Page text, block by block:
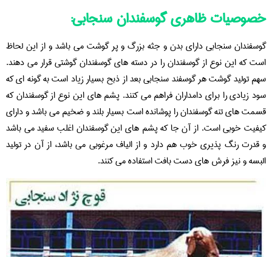
خصوصیات ظاهری گوسفندان سنجابی:
گوسفندان سنجابی دارای بدن و جثه بزرگ و پر گوشت می باشد و از این لحاظ
است که این نوع از گوسفندان را در دسته های گوسفندان گوشتی قرار می دهند.
سهم تولید گوشت هر گوسفند سنجابی بعد از ذبح بسیار زیاد است به گونه ای که
سود زیادی را برای دامداران فراهم می کنند. پشم های این نوع از گوسفندان که
قسمت های تنه گوسفندان را پوشانده است بسیار بلند و ضخیم می باشد و دارای
کیفیت خوبی است. از آن جا که پشم های این گوسفندان اغلب سفید می باشد
و قدرت رنگ پذیری خوب هم دارد و از الیاف مرغوبی می باشد، از آن در تولید
البسه و نیز فرش های دست بافت استفاده می کنند.